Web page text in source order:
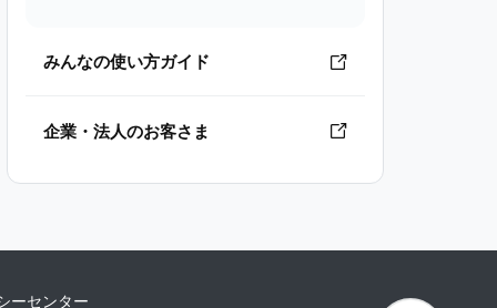
みんなの使い方ガイド
企業・法人のお客さま
ーセンター